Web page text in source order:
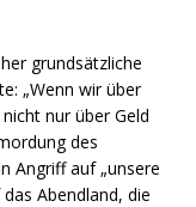
grundsätzliche
„Wenn wir über
nur über Geld
des
Angriff auf „unsere
Abendland, die